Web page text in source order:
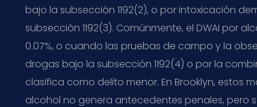
bajo la subsección 1192(2), o por intoxicación
subsección 1192(3). Comúnmente, el DWAI por
0.07%, o cuando las pruebas de campo y la
drogas bajo la subsección 1192(4) o por la
clasifica como delito menor. En Brooklyn, estos
alcohol no genera antecedentes penales, pero